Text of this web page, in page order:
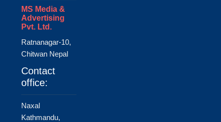
MS Media &
Advertising
Pvt. Ltd.
Ratnanagar-10,
Chitwan Nepal
Contact
office:
Naxal
Kathmandu,